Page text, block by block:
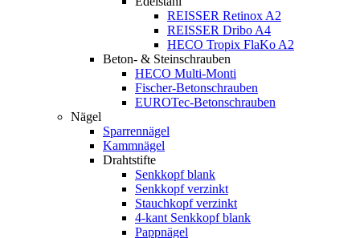
REISSER Retinox A2
REISSER Dribo A4
HECO Tropix FlaKo A2
Beton- & Steinschrauben
HECO Multi-Monti
Fischer-Betonschrauben
EUROTec-Betonschrauben
Nägel
Sparrennägel
Kammnägel
Drahtstifte
Senkkopf blank
Senkkopf verzinkt
Stauchkopf verzinkt
4-kant Senkkopf blank
Pappnägel